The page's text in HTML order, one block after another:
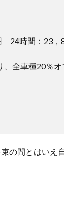
24時間：23，
全車種20％オ
の間とはいえ